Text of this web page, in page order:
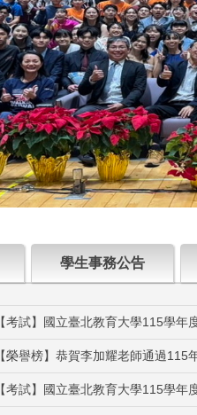
學生事務公告
【考試】國立臺北教育大學115學
【榮譽榜】恭賀李加耀老師通過
【考試】國立臺北教育大學115學